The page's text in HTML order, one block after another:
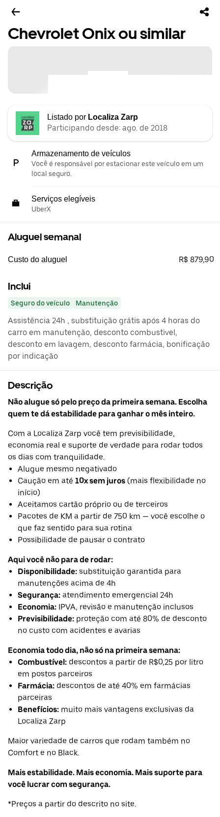
Chevrolet Onix ou similar
Listado por Localiza Zarp
Participando desde: ago. de 2018
Armazenamento de veículos
Você é responsável por estacionar este veículo em um
local seguro.
Serviços elegíveis
UberX
Aluguel semanal
Custo do aluguel R$ 879,90
Inclui
Seguro do veículo Manutenção
Assistência 24h , substituição grátis após 4 horas do
carro em manutenção, desconto combustivel,
desconto em lavagem, desconto farmácia, bonificação
por indicação
Descrição
Não alugue só pelo preço da primeira semana. Escolha
quem te dá estabilidade para ganhar o mês inteiro.
Com a Localiza Zarp você tem previsibilidade,
economia real e suporte de verdade para rodar todos
os dias com tranquilidade.
Alugue mesmo negativado
Caução em até 10x sem juros (mais flexibilidade no
início)
Aceitamos cartão próprio ou de terceiros
Pacotes de KM a partir de 750 km — você escolhe o
que faz sentido para sua rotina
Possibilidade de pausar o contrato
Aqui você não para de rodar:
Disponibilidade: substituição garantida para
manutenções acima de 4h
Segurança: atendimento emergencial 24h
Economia: IPVA, revisão e manutenção inclusos
Previsibilidade: proteção com até 80% de desconto
no custo com acidentes e avarias
Economia todo dia, não só na primeira semana:
Combustível: descontos a partir de R$0,25 por litro
em postos parceiros
Farmácia: descontos de até 40% em farmácias
parceiras
Benefícios: muito mais vantagens exclusivas da
Localiza Zarp
Maior variedade de carros que rodam também no
Comfort e no Black.
Mais estabilidade. Mais economia. Mais suporte para
você lucrar com segurança.
*Preços a partir do descrito no site.